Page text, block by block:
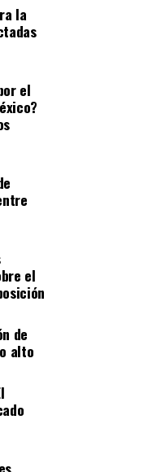
se mide en el
las figuras más
UU. acepte con
demuestra que
Matt Damon
pero en su propia
a Lionel
la
el
el
de
alto